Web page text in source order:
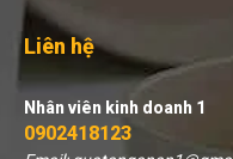
Liên hệ
Nhân viên kinh doanh 1
0902418123